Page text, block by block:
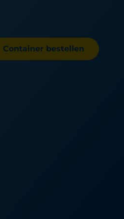
Container bestellen